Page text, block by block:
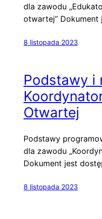
dla zawodu
otwartej”
8 listopada 2023
Podstawy i
Otwartej
Podstawy
dla zawodu
Dokument jest
8 listopada 2023